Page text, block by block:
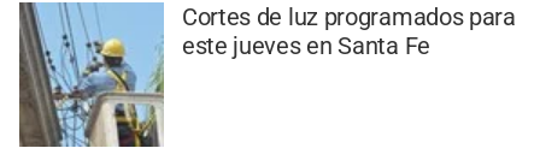
Cortes de luz programados para
este jueves en Santa Fe